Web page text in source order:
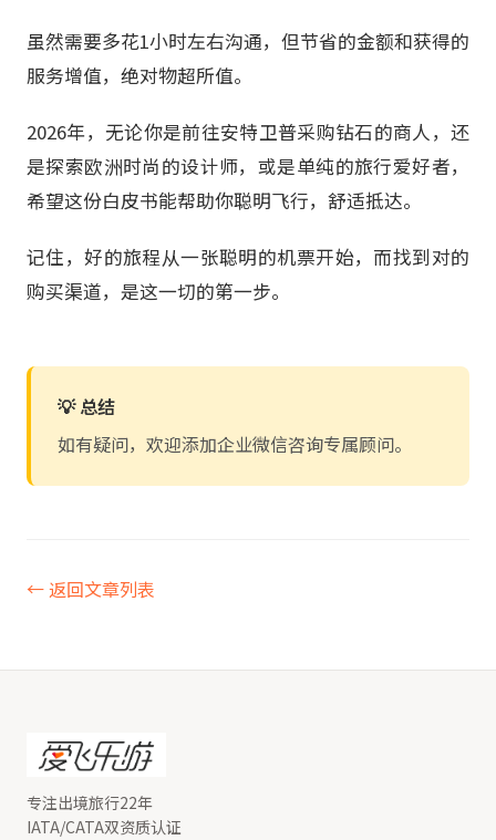
虽然需要多花1小时左右沟通，但节省的金额和获得的
服务增值，绝对物超所值。
2026年，无论你是前往安特卫普采购钻石的商人，还
是探索欧洲时尚的设计师，或是单纯的旅行爱好者，
希望这份白皮书能帮助你聪明飞行，舒适抵达。
记住，好的旅程从一张聪明的机票开始，而找到对的
购买渠道，是这一切的第一步。
💡 总结
如有疑问，欢迎添加企业微信咨询专属顾问。
← 返回文章列表
专注出境旅行22年
IATA/CATA双资质认证